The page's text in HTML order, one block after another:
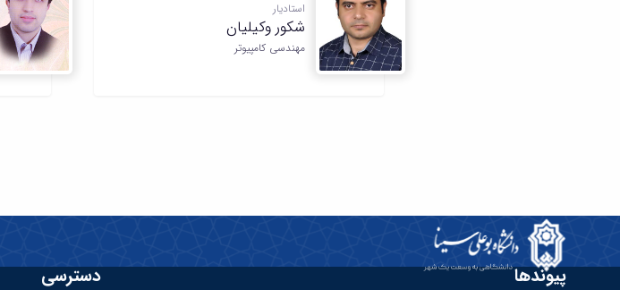
استادیار
شکور وکیلیان
مهندسی کامپیوتر
پیوندها دسترسی